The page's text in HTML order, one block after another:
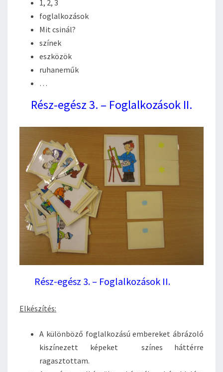
1, 2, 3
foglalkozások
Mit csinál?
színek
eszközök
ruhaneműk
…
Rész-egész 3. – Foglalkozások II.
Rész-egész 3. – Foglalkozások II.
Elkészítés:
A különböző foglalkozású embereket ábrázoló
kiszínezett képeket színes háttérre
ragasztottam.